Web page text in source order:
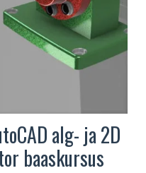
alg- ja 2D
baaskursus